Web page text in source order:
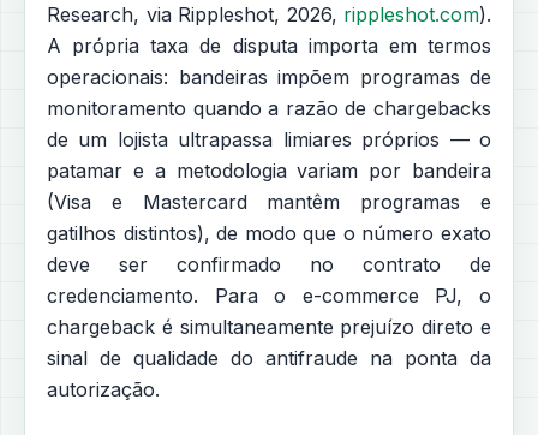
Research, via Rippleshot, 2026, rippleshot.com).
A própria taxa de disputa importa em termos
operacionais: bandeiras impõem programas de
monitoramento quando a razão de chargebacks
de um lojista ultrapassa limiares próprios — o
patamar e a metodologia variam por bandeira
(Visa e Mastercard mantêm programas e
gatilhos distintos), de modo que o número exato
deve ser confirmado no contrato de
credenciamento. Para o e-commerce PJ, o
chargeback é simultaneamente prejuízo direto e
sinal de qualidade do antifraude na ponta da
autorização.